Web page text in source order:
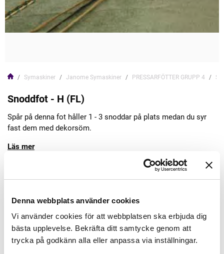
Denna webbplats använder cookies
Vi använder cookies för att webbplatsen ska erbjuda dig
bästa upplevelse. Bekräfta ditt samtycke genom att
trycka på godkänn alla eller anpassa via inställningar.
Symaskiner Janome Symaskiner PRESSARFÖTTER GRUPP 4
Snoddfot - H (FL)
Spår på denna fot håller 1 - 3 snoddar på plats medan du syr
fast dem med dekorsöm.
Läs mer
Lägg till varukorgen
Finns i lager